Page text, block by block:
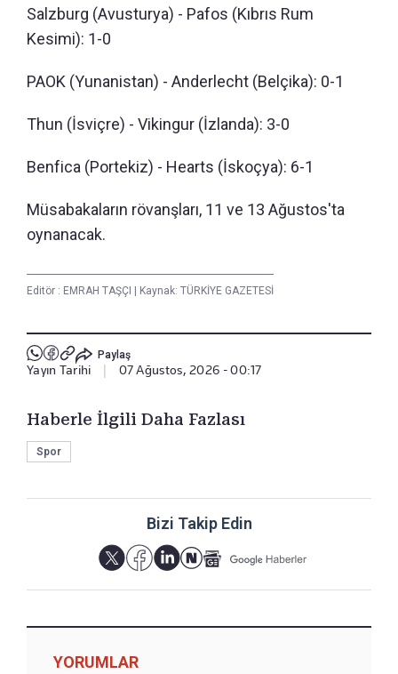
Salzburg (Avusturya) - Pafos (Kıbrıs Rum
Kesimi): 1-0
PAOK (Yunanistan) - Anderlecht (Belçika): 0-1
Thun (İsviçre) - Vikingur (İzlanda): 3-0
Benfica (Portekiz) - Hearts (İskoçya): 6-1
Müsabakaların rövanşları, 11 ve 13 Ağustos'ta
oynanacak.
Editör : EMRAH TAŞÇI Kaynak: TÜRKİYE GAZETESİ
Paylaş
Yayın Tarihi 07 Ağustos, 2026 - 00:17
Haberle İlgili Daha Fazlası
Spor
Bizi Takip Edin
YORUMLAR